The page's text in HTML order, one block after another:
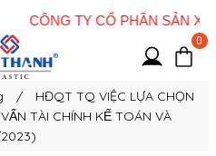
0
/
HĐQT TQ VIỆC LỰA CHỌN
TÀI CHÍNH KẾ TOÁN VÀ